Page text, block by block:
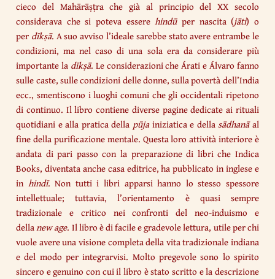
cieco del Mahārāṣṭra che già al principio del XX secolo
considerava che si poteva esserehindū per nascita (jāti) o
per dīkṣā. A suo avviso l’ideale sarebbe stato avere entrambe le
condizioni, ma nel caso di una sola era da considerare più
importante la dīkṣā. Le considerazioni che Árati e Álvaro fanno
sulle caste, sulle condizioni delle donne, sulla povertà dell’India
ecc., smentiscono i luoghi comuni che gli occidentali ripetono
di continuo. Il libro contiene diverse pagine dedicate ai rituali
quotidiani e alla pratica della pūjainiziatica e dellasādhanāal
fine della purificazione mentale. Questa loro attività interiore è
andata di pari passo con la preparazione di libri che Indica
Books, diventata anche casa editrice, ha pubblicato in inglese e
in hindī. Non tutti i libri apparsi hanno lo stesso spessore
intellettuale; tuttavia, l’orientamento è quasi sempre
tradizionale e critico nei confronti del neo-induismo e
dellanew age. Il libro è di facile e gradevole lettura, utile per chi
vuole avere una visione completa della vita tradizionale indiana
e del modo per integrarvisi. Molto pregevole sono lo spirito
sincero e genuino con cui il libro è stato scritto e la descrizione